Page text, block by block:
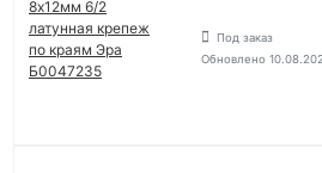
Под заказ
Обновлено